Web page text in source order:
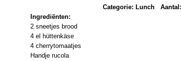
Categorie: Lunch
Ingrediënten:
2 sneetjes brood
4 el hüttenkäse
4 cherrytomaatjes
Handje rucola